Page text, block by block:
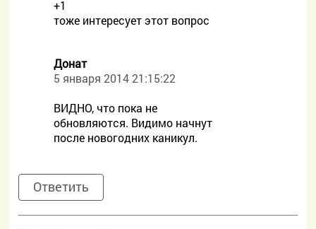
+1
тоже интересует этот вопрос
Донат
5 января 2014 21:15:22
ВИДНО, что пока не
обновляются. Видимо начнут
после новогодних каникул.
Ответить